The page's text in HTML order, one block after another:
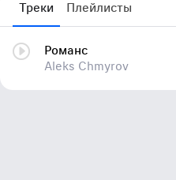
Треки Плейлисты
Романс
Aleks Chmyrov